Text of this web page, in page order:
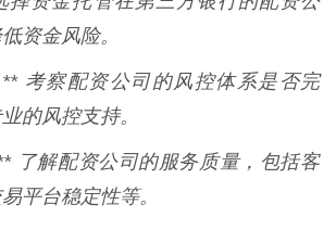
资金风险。
考察配资公司的风控体系是否完
的风控支持。
了解配资公司的服务质量，包括客
平台稳定性等。